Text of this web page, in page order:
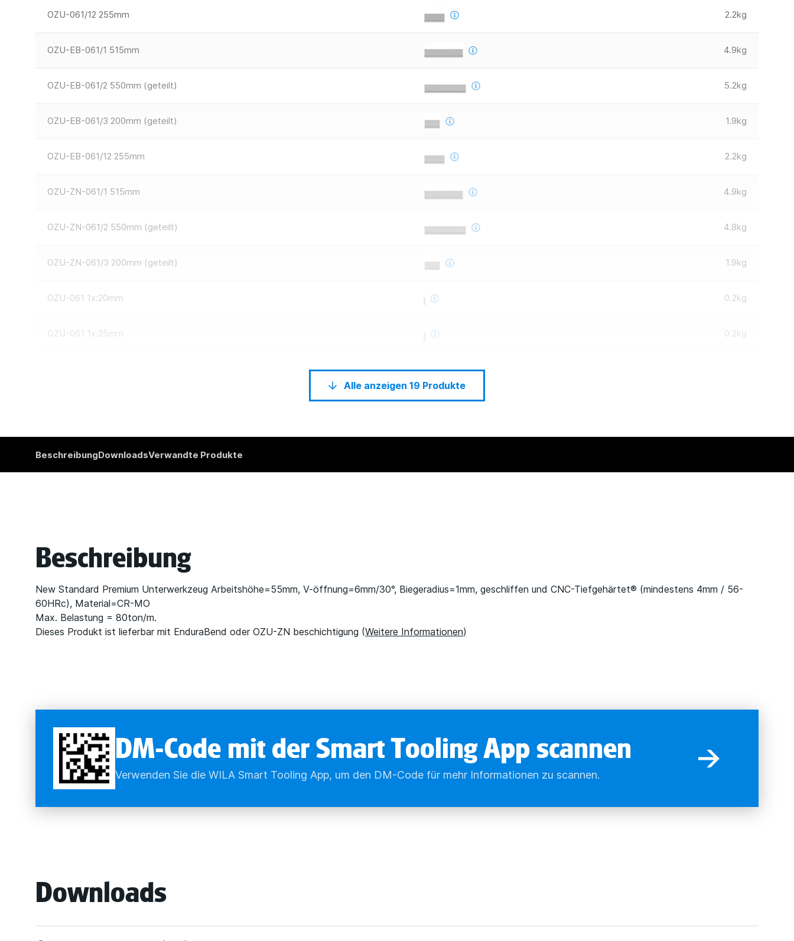
OZU-061/12 255mm 2.2kg
OZU-EB-061/1 515mm 4.9kg
OZU-EB-061/2 550mm (geteilt) 5.2kg
OZU-EB-061/3 200mm (geteilt) 1.9kg
OZU-EB-061/12 255mm 2.2kg
OZU-ZN-061/1 515mm 4.9kg
OZU-ZN-061/2 550mm (geteilt) 4.8kg
OZU-ZN-061/3 200mm (geteilt) 1.9kg
OZU-061 1x:20mm 0.2kg
OZU-061 1x:25mm 0.2kg
Alle anzeigen 19 Produkte
BeschreibungDownloadsVerwandte Produkte
Beschreibung
New Standard Premium Unterwerkzeug Arbeitshöhe=55mm, V-öffnung=6mm/30°, Biegeradius=1mm, geschliffen und CNC-Tiefgehärtet® (mindestens 4mm / 56-
60HRc), Material=CR-MO
Max. Belastung = 80ton/m.
Dieses Produkt ist lieferbar mit EnduraBend oder OZU-ZN beschichtigung (Weitere Informationen)
DM-Code mit der Smart Tooling App scannen
Verwenden Sie die WILA Smart Tooling App, um den DM-Code für mehr Informationen zu scannen.
Downloads